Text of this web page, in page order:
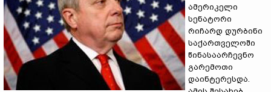
ამერიკელი
სენატორი
რიჩარდ დურბინი
საქართველოში
წინასაარჩევნო
გარემოთი
დაინტერესდა.